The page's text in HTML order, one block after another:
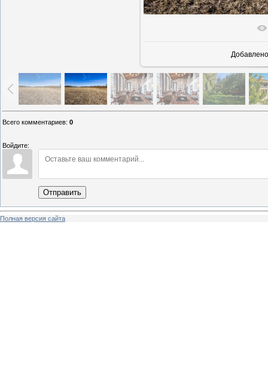
В
Добавлено
Всего комментариев: 0
Войдите:
Отправить
Полная версия сайта